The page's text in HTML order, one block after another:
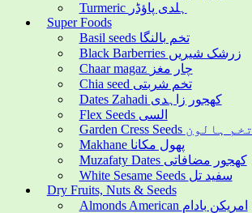
Turmeric ہلدی پاؤڈر
Super Foods
Basil seeds تخم بالنگا
Black Barberries زرشک شیریں
Chaar magaz چار مغز
Chia seed تخم شربتی
Dates Zahadi کھجور زاہدی
Flex Seeds السی
Garden Cress Seeds تخم ہالون
Makhane پھول مکانا
Muzafaty Dates کھجور مضافاتی
White Sesame Seeds سفید تل
Dry Fruits, Nuts & Seeds
Almonds American امریکن بادام